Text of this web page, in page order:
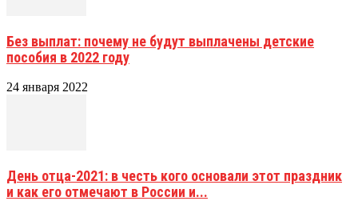
Без выплат: почему не будут выплачены детские
пособия в 2022 году
24 января 2022
День отца-2021: в честь кого основали этот праздник
и как его отмечают в России и...